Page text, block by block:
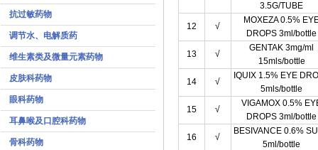
抗过敏药物
调节水、电解质药
维生素类及微量元素药物
皮肤科药物
眼科药物
耳鼻喉及口腔科药物
骨科药物
3.5G/TUBE
12 √
MOXEZA 0.5%
DROPS 3ml/bottle
13 √
GENTAK 3mg/ml
15mls/bottle
14 √
IQUIX 1.5% EYE
5mls/bottle
15 √
VIGAMOX 0.5%
DROPS 3ml/bottle
16 √
BESIVANCE 0.6%
5ml/bottle